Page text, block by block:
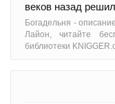
веков назад
Богадельня -
Лайон, читайте
библиотеки